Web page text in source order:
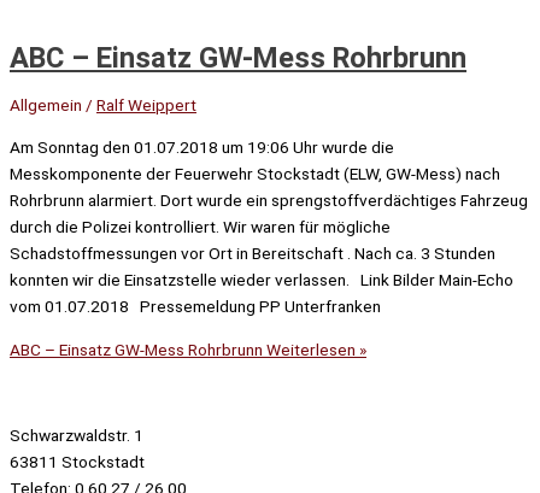
ABC – Einsatz GW-Mess Rohrbrunn
Allgemein / Ralf Weippert
Am Sonntag den 01.07.2018 um 19:06 Uhr wurde die
Messkomponente der Feuerwehr Stockstadt (ELW, GW-Mess) nach
Rohrbrunn alarmiert. Dort wurde ein sprengstoffverdächtiges Fahrzeug
durch die Polizei kontrolliert. Wir waren für mögliche
Schadstoffmessungen vor Ort in Bereitschaft . Nach ca. 3 Stunden
konnten wir die Einsatzstelle wieder verlassen. Link Bilder Main-Echo
vom 01.07.2018 Pressemeldung PP Unterfranken
ABC – Einsatz GW-Mess Rohrbrunn Weiterlesen »
Schwarzwaldstr. 1
63811 Stockstadt
Telefon: 0 60 27 / 26 00